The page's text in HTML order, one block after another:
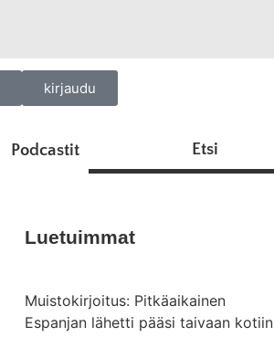
kirjaudu
Podcastit
Luetuimmat
Muistokirjoitus: Pitkäaikainen
Espanjan lähetti pääsi taivaan kotiin